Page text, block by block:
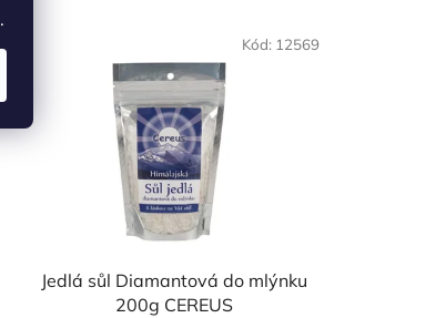
.
Jedlá sůl Diamantová do mlýnku
200g CEREUS
Kód: 12569